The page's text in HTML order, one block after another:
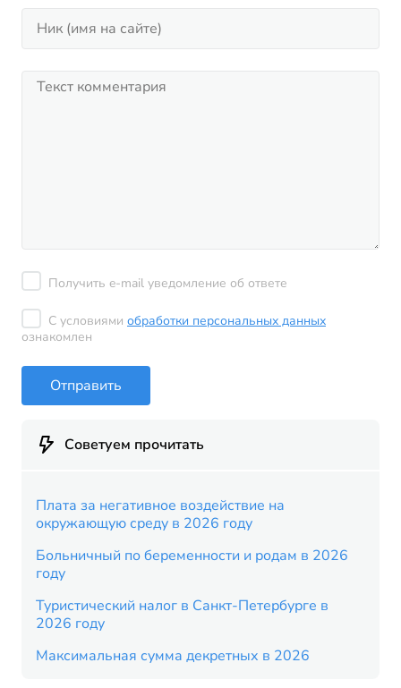
Получить e-mail уведомление об ответе
С условиями обработки персональных данных
ознакомлен
Отправить
Советуем прочитать
Плата за негативное воздействие на
окружающую среду в 2026 году
Больничный по беременности и родам в 2026
году
Туристический налог в Санкт-Петербурге в
2026 году
Максимальная сумма декретных в 2026